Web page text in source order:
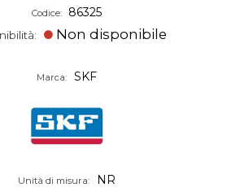
Codice: 86325
Non disponibile
Marca: SKF
Unità di misura: NR